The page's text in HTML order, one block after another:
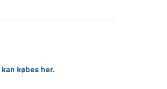
købes her.